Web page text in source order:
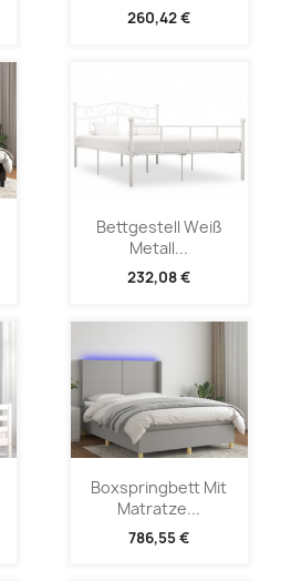
260,42 €
Bettgestell Weiß
Metall...
232,08 €
Boxspringbett Mit
Matratze...
786,55 €